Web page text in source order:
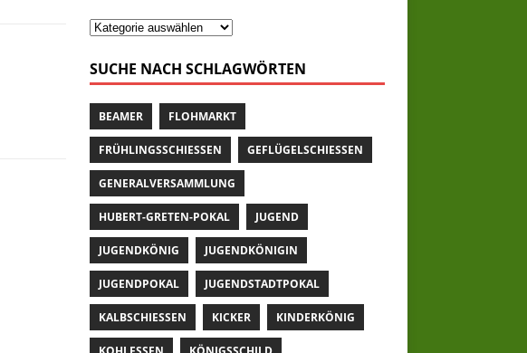
SUCHE NACH SCHLAGWÖRTEN
BEAMER FLOHMARKT
FRÜHLINGSSCHIESSEN GEFLÜGELSCHIESSEN
GENERALVERSAMMLUNG
HUBERT-GRETEN-POKAL JUGEND
JUGENDKÖNIG JUGENDKÖNIGIN
JUGENDPOKAL JUGENDSTADTPOKAL
KALBSCHIESSEN KICKER KINDERKÖNIG